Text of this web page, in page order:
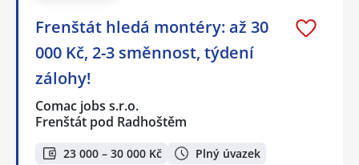
Frenštát hledá montéry: až 30
000 Kč, 2-3 směnnost, týdení
zálohy!
Comac jobs s.r.o.
Frenštát pod Radhoštěm
23 000 – 30 000 Kč Plný úvazek